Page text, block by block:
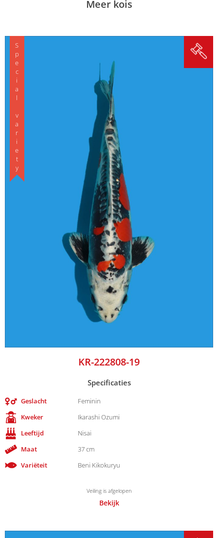
Meer kois
Special variety
KR-222808-19
Specificaties
Geslacht
Feminin
Kweker
Ikarashi Ozumi
Leeftijd
Nisai
Maat
37 cm
Variëteit
Beni Kikokuryu
Veiling is afgelopen
Bekijk